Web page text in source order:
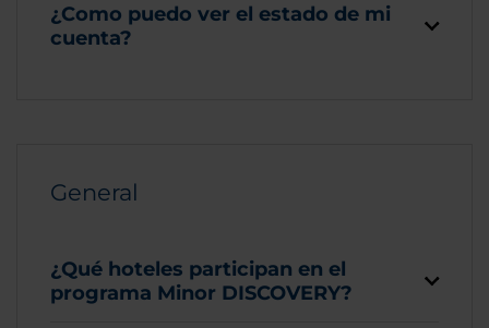
¿Como puedo ver el estado de mi
cuenta?
General
¿Qué hoteles participan en el
programa Minor DISCOVERY?